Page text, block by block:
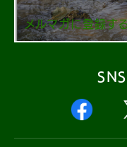
メルマガに登録す